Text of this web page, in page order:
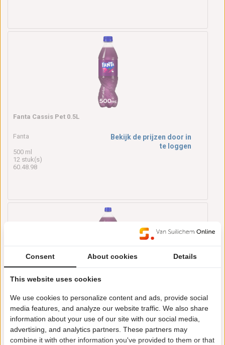
Fanta Cassis Pet 0.5L
Fanta
500 ml
12 stuk(s)
60.48.98
Bekijk de prijzen door in
te loggen
Fanta
1.5 l
6 stuk(s)
60.48.99
Bekijk de prijzen door in
te loggen
Consent About cookies Details
This website uses cookies
We use cookies to personalize content and ads, provide social
media features, and analyze our website traffic. We also share
information about your use of our site with our social media,
advertising, and analytics partners. These partners may
combine it with other information you've provided to them or that